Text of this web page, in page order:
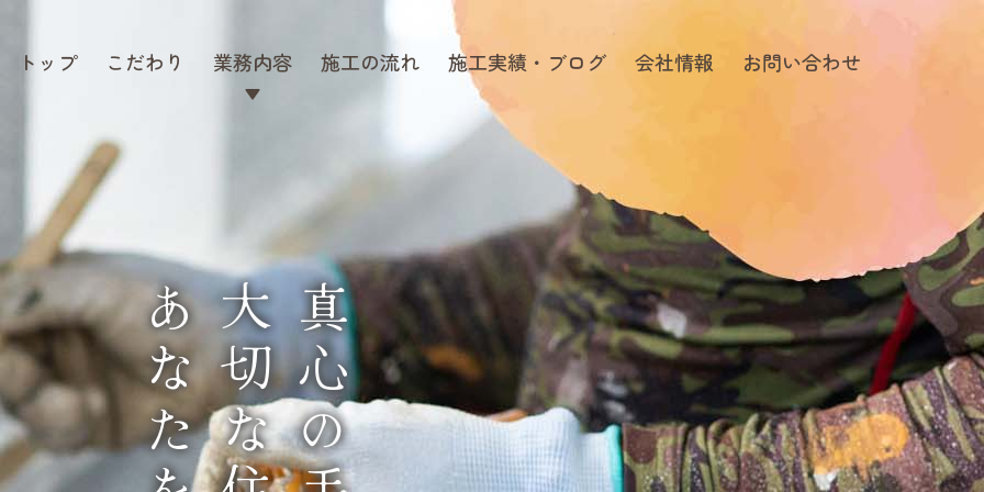
トップ こだわり 業務内容 施工の流れ 施工実績・ブログ 会社情報 お問い合わせ